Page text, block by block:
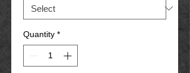
Quantity *